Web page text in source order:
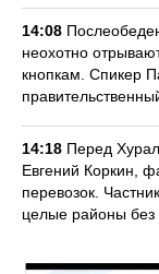
14:08
неохотно
кнопкам. Спикер
14:18 Перед
Евгений Коркин,
перевозок.
целые районы без